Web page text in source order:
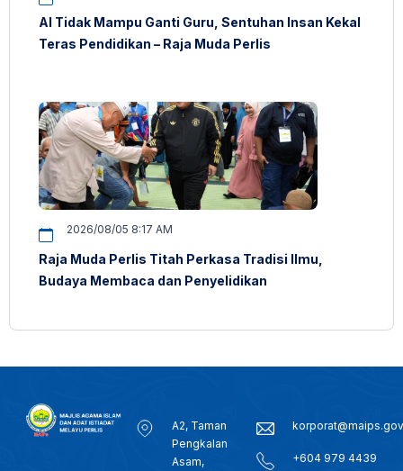
AI Tidak Mampu Ganti Guru, Sentuhan Insan Kekal
Teras Pendidikan – Raja Muda Perlis
2026/08/05 8:17 AM
Raja Muda Perlis Titah Perkasa Tradisi Ilmu,
Budaya Membaca dan Penyelidikan
A2, Taman
Pengkalan
Asam,
+604 979 4439